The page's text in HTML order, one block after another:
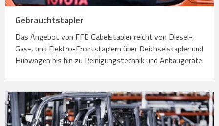
Gebrauchtstapler
Das Angebot von FFB Gabelstapler reicht von Diesel-,
Gas-, und Elektro-Frontstaplern über Deichselstapler und
Hubwagen bis hin zu Reinigungstechnik und Anbaugeräte.